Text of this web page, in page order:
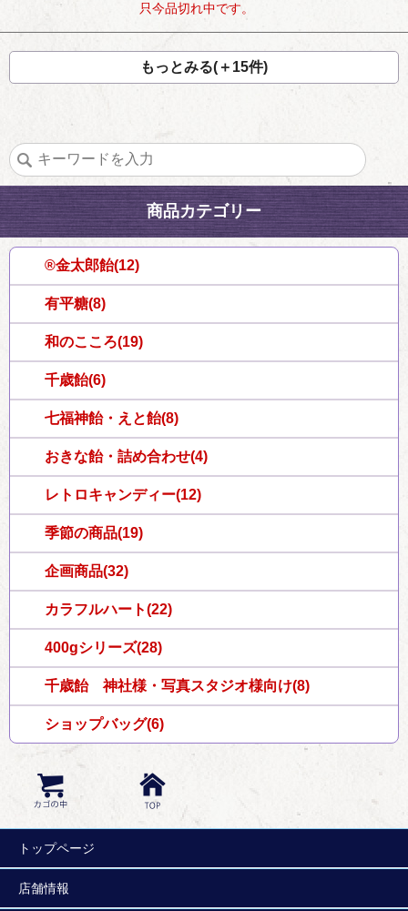
只今品切れ中です。
もっとみる(＋15件)
商品カテゴリー
®金太郎飴(12)
有平糖(8)
和のこころ(19)
千歳飴(6)
七福神飴・えと飴(8)
おきな飴・詰め合わせ(4)
レトロキャンディー(12)
季節の商品(19)
企画商品(32)
カラフルハート(22)
400gシリーズ(28)
千歳飴 神社様・写真スタジオ様向け(8)
ショップバッグ(6)
トップページ
店舗情報